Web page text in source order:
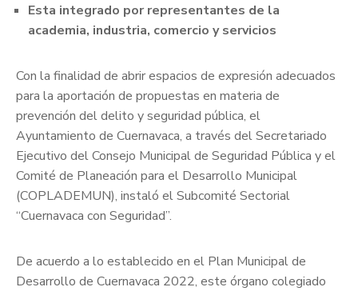
Esta integrado por representantes de la
academia, industria, comercio y servicios
Con la finalidad de abrir espacios de expresión adecuados
para la aportación de propuestas en materia de
prevención del delito y seguridad pública, el
Ayuntamiento de Cuernavaca, a través del Secretariado
Ejecutivo del Consejo Municipal de Seguridad Pública y el
Comité de Planeación para el Desarrollo Municipal
(COPLADEMUN), instaló el Subcomité Sectorial
“Cuernavaca con Seguridad”.
De acuerdo a lo establecido en el Plan Municipal de
Desarrollo de Cuernavaca 2022, este órgano colegiado